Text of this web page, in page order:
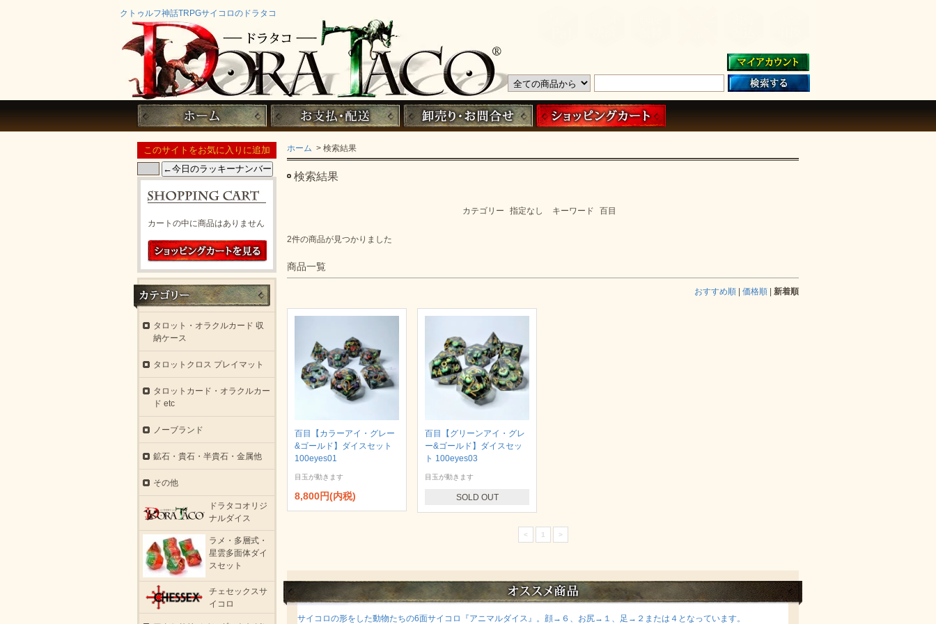
クトゥルフ神話TRPGサイコロのドラタコ
ホーム > 検索結果
検索結果
カテゴリー 指定なし キーワード 百目
2件の商品が見つかりました
商品一覧
おすすめ順 価格順 新着順
百目【カラーアイ・グレー
&ゴールド】ダイスセット
100eyes01
目玉が動きます
8,800円(内税)
百目【グリーンアイ・グレ
ー&ゴールド】ダイスセッ
ト 100eyes03
目玉が動きます
SOLD OUT
< 1 >
サイコロの形をした動物たちの6面サイコロ『アニマルダイス』。顔→６、お尻→１、足→２または４となっています。
カートの中に商品はありません
タロット・オラクルカード 収
納ケース
タロットクロス プレイマット
タロットカード・オラクルカー
ド etc
ノーブランド
鉱石・貴石・半貴石・金属他
その他
ドラタコオリジ
ナルダイス
ラメ・多層式・
星雲多面体ダイ
スセット
チェセックスサ
イコロ